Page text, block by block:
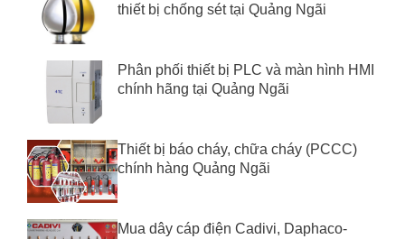
thiết bị chống sét tại Quảng Ngãi
Phân phối thiết bị PLC và màn hình HMI
chính hãng tại Quảng Ngãi
Thiết bị báo cháy, chữa cháy (PCCC)
chính hàng Quảng Ngãi
Mua dây cáp điện Cadivi, Daphaco-